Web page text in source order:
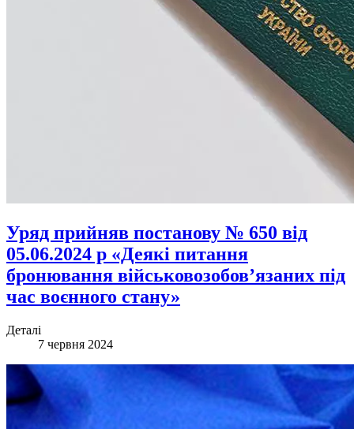
Уряд прийняв постанову № 650 від
05.06.2024 р «Деякі питання
бронювання військовозобов’язаних під
час воєнного стану»
Деталі
7 червня 2024